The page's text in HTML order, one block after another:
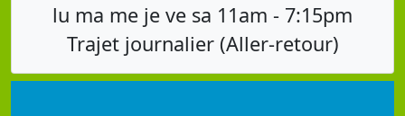
lu ma me je ve sa 11am - 7:15pm
Trajet journalier (Aller-retour)